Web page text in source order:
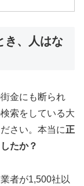
き、人はな
金にも断られ
索をしている大
さい。本当に正
たか？
者が1,500社以